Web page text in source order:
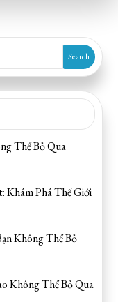
Search
Thể Bỏ Qua
Khám Phá Thế Giới
Không Thể Bỏ
Không Thể Bỏ Qua